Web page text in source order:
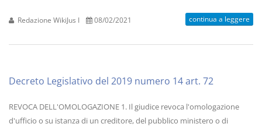
Redazione WikiJus I 08/02/2021 continua a leggere
Decreto Legislativo del 2019 numero 14 art. 72
REVOCA DELL'OMOLOGAZIONE 1. Il giudice revoca l'omologazione
d'ufficio o su istanza di un creditore, del pubblico ministero o di